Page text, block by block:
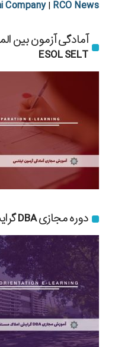
Company| RCO News
آمادگی آزمون بین
ESOL SELT
دوره مجازی DBA گرایش املاک و مستغلات